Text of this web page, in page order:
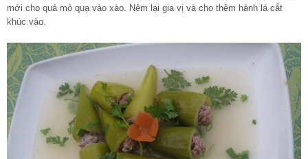
mới cho quả mỏ quạ vào xào. Nêm lại gia vị và cho thêm hành lá cắt
khúc vào.